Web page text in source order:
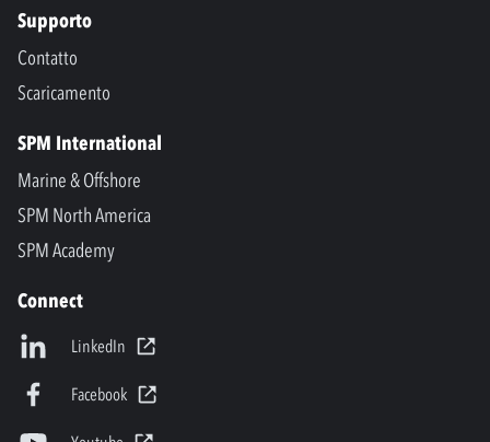
Supporto
Contatto
Scaricamento
SPM International
Marine & Offshore
SPM North America
SPM Academy
Connect
LinkedIn
Facebook